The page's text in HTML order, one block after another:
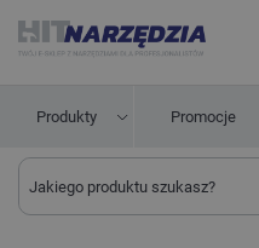
Produkty Promocje